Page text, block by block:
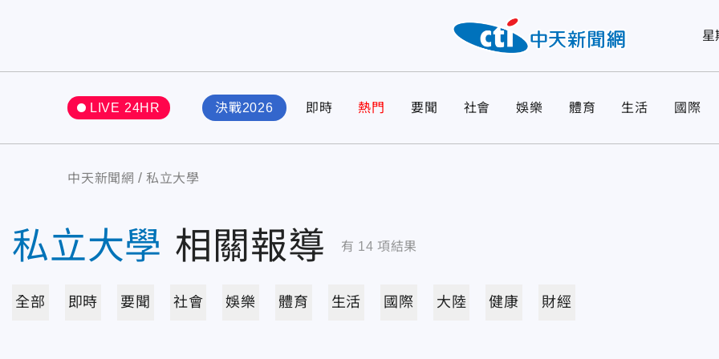
星
LIVE 24HR 決戰2026 即時 熱門 要聞 社會 娛樂 體育 生活 國際
中天新聞網 私立大學
私立大學 相關報導 有 14 項結果
全部 即時 要聞 社會 娛樂 體育 生活 國際 大陸 健康 財經